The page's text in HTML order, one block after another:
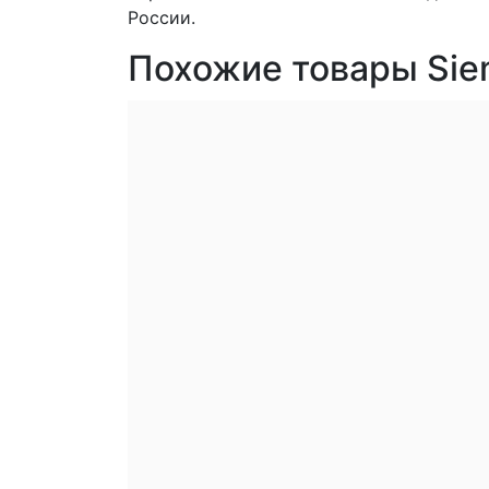
России.
Похожие товары